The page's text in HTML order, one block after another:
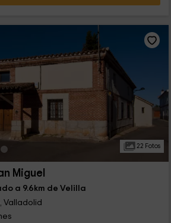
22 Fotos
Miguel
a 9.6km de Velilla
Valladolid